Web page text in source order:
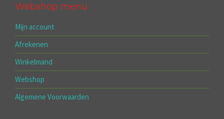
Webshop menu
Mijn account
Afrekenen
Winkelmand
Webshop
Algemene Voorwaarden